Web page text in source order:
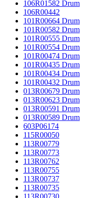
106R01582 Drum
106R00442
101R00664 Drum
101R00582 Drum
101R00555 Drum
101R00554 Drum
101R00474 Drum
101R00435 Drum
101R00434 Drum
101R00432 Drum
013R00679 Drum
013R00623 Drum
013R00591 Drum
013R00589 Drum
603P06174
115R00050
113R00779
113R00773
113R00762
113R00755
113R00737
113R00735